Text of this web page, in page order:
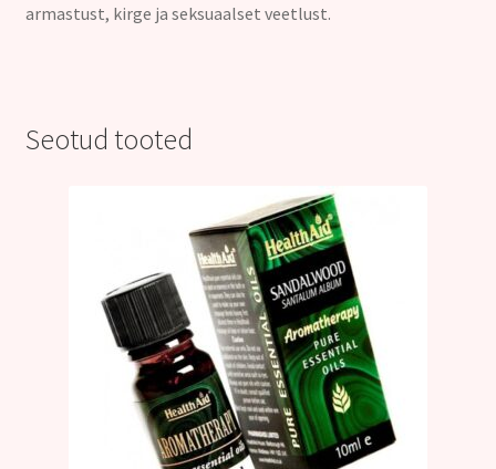
armastust, kirge ja seksuaalset veetlust.
Seotud tooted